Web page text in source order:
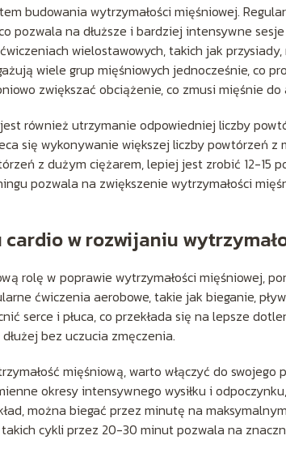
budowania wytrzymałości mięśniowej.
pozwala na dłuższe i bardziej intensywne
wielostawowych, takich jak przysiady,
wiele grup mięśniowych jednocześnie, co
zwiększać obciążenie, co zmusi mięśnie
również utrzymanie odpowiedniej liczby
się wykonywanie większej liczby powtórzeń z
z dużym ciężarem, lepiej jest zrobić 12-15
pozwala na zwiększenie wytrzymałości
w rozwijaniu
rolę w poprawie wytrzymałości mięśniowej,
ćwiczenia aerobowe, takie jak bieganie,
serce i płuca, co przekłada się na lepsze
bez uczucia zmęczenia.
mięśniową, warto włączyć do
okresy intensywnego wysiłku i
można biegać przez minutę na
cykli przez 20-30 minut pozwala na